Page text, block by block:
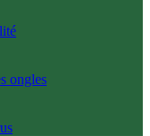
ongles